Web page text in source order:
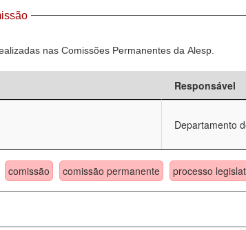
nas Comissões Permanentes da Alesp.
Responsável
Departamento
comissão comissão permanente processo